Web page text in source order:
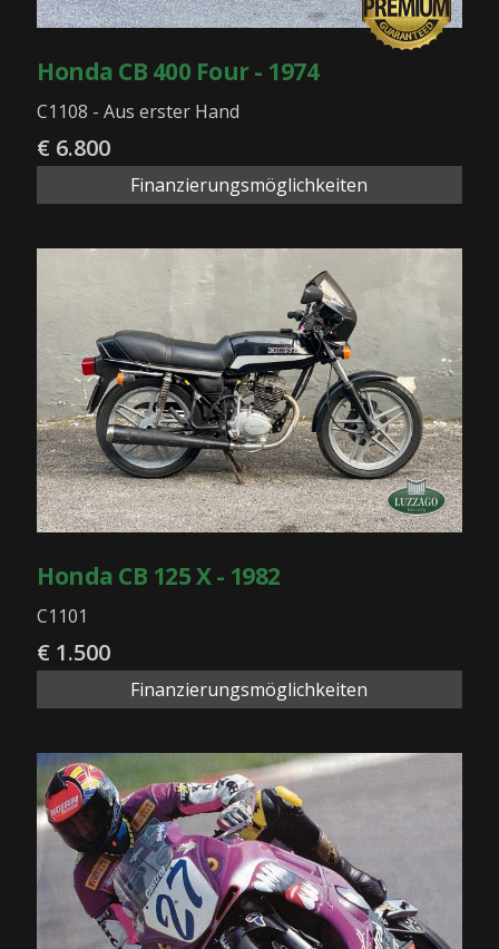
Honda CB 400 Four - 1974
C1108 - Aus erster Hand
€ 6.800
Finanzierungsmöglichkeiten
Honda CB 125 X - 1982
C1101
€ 1.500
Finanzierungsmöglichkeiten